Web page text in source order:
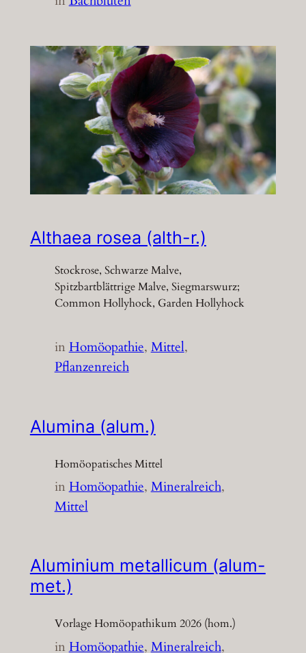
Althaea rosea (alth-r.)
Stockrose, Schwarze Malve,
Spitzbartblättrige Malve, Siegmarswurz;
Common Hollyhock, Garden Hollyhock
inHomöopathie, Mittel
Pflanzenreich
Alumina (alum.)
Homöopatisches Mittel
inHomöopathie, Mineralreich
Mittel
Aluminium metallicum (alum-
met.)
Vorlage Homöopathikum 2026 (hom.)
inHomöopathie, Mineralreich